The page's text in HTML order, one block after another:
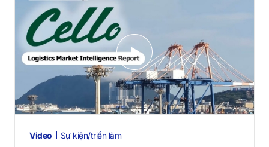
V
i
d
e
o
s
Video Sự kiện/triển lãm